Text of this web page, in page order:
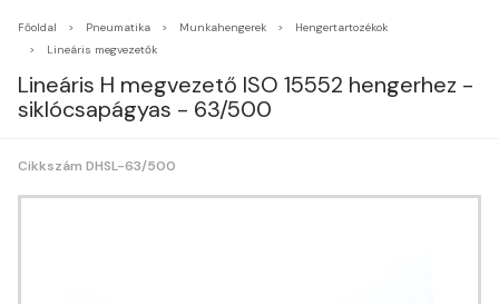
Főoldal Pneumatika Munkahengerek
Hengertartozékok
Lineáris megvezetők
Lineáris H megvezető ISO 15552 hengerhez -
siklócsapágyas - 63/500
Cikkszám DHSL-63/500